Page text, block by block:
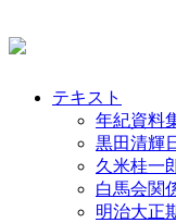
テキスト
年紀資料
黒田清輝
久米桂一
白馬会関
明治大正